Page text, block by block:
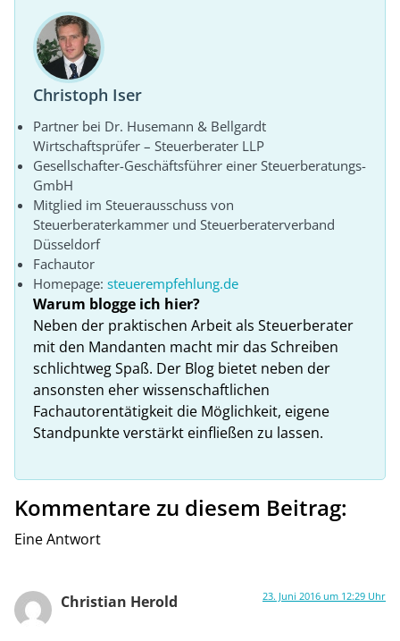
Christoph Iser
Partner bei Dr. Husemann & Bellgardt
Wirtschaftsprüfer – Steuerberater LLP
Gesellschafter-Geschäftsführer einer Steuerberatungs-
GmbH
Mitglied im Steuerausschuss von
Steuerberaterkammer und Steuerberaterverband
Düsseldorf
Fachautor
Homepage: steuerempfehlung.de
Warum blogge ich hier?
Neben der praktischen Arbeit als Steuerberater
mit den Mandanten macht mir das Schreiben
schlichtweg Spaß. Der Blog bietet neben der
ansonsten eher wissenschaftlichen
Fachautorentätigkeit die Möglichkeit, eigene
Standpunkte verstärkt einfließen zu lassen.
Kommentare zu diesem Beitrag:
Eine Antwort
Christian Herold 23. Juni 2016 um 12:29 Uhr